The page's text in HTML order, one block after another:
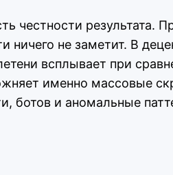
результата.
ничего не заметит. В
всплывает при
именно массовые
ботов и аномальные